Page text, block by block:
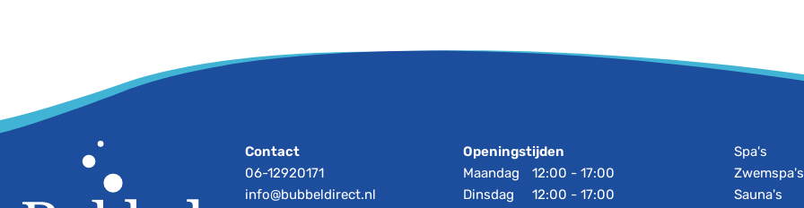
Contact
06-12920171
info@bubbeldirect.nl
Openingstijden
Maandag
Dinsdag
12:00 - 17:00
12:00 - 17:00
Spa's
Zwemspa's
Sauna's